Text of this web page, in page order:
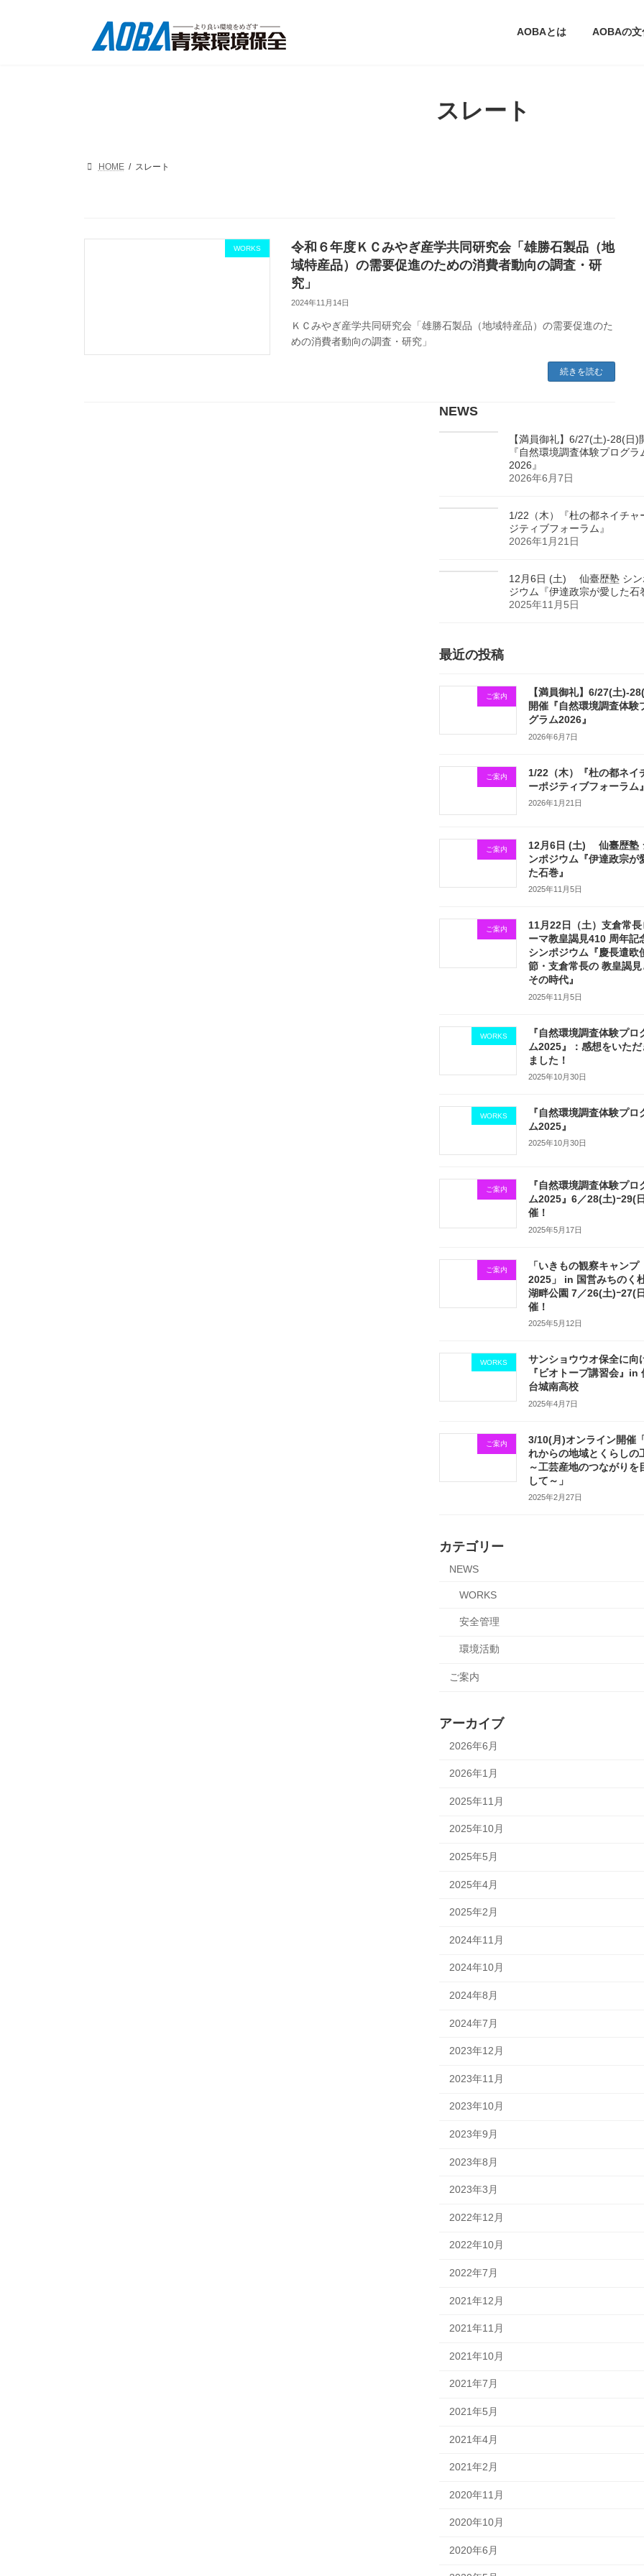
AOBAとは AOBAの文
スレート
HOME スレート
WORKS
令和６年度ＫＣみやぎ産学共同研究会「雄勝石製品（地
域特産品）の需要促進のための消費者動向の調査・研
究」
2024年11月14日
ＫＣみやぎ産学共同研究会「雄勝石製品（地域特産品）の需要促進のた
めの消費者動向の調査・研究」
続きを読む
NEWS
【満員御礼】6/27(土)-28(日)
『自然環境調査体験プログラ
2026』
2026年6月7日
1/22（木）『杜の都ネイチャ
ジティブフォーラム』
2026年1月21日
12月6日 (土) 仙臺歴塾 シン
ジウム『伊達政宗が愛した石
2025年11月5日
最近の投稿
ご案内
【満員御礼】6/27(土)-
開催『自然環境調査体験
グラム2026』
2026年6月7日
ご案内
1/22（木）『杜の都ネイ
ーポジティブフォーラム』
2026年1月21日
ご案内
12月6日 (土) 仙臺歴塾
ンポジウム『伊達政宗が
た石巻』
2025年11月5日
ご案内
11月22日（土）支倉常長
ーマ教皇謁見410 周年記
シンポジウム『慶長遣欧
節・支倉常長の 教皇謁見
その時代』
2025年11月5日
WORKS
『自然環境調査体験プロ
ム2025』：感想をいただ
ました！
2025年10月30日
WORKS
『自然環境調査体験プロ
ム2025』
2025年10月30日
ご案内
『自然環境調査体験プロ
ム2025』6／28(土)ｰ29(
催！
2025年5月17日
ご案内
「いきもの観察キャンプ
2025」 in 国営みちのく
湖畔公園 7／26(土)ｰ27(
催！
2025年5月12日
WORKS
サンショウウオ保全に向
『ビオトープ講習会』in
台城南高校
2025年4月7日
ご案内
3/10(月)オンライン開催
れからの地域とくらしの
～工芸産地のつながりを
して～」
2025年2月27日
カテゴリー
NEWS
WORKS
安全管理
環境活動
ご案内
アーカイブ
2026年6月
2026年1月
2025年11月
2025年10月
2025年5月
2025年4月
2025年2月
2024年11月
2024年10月
2024年8月
2024年7月
2023年12月
2023年11月
2023年10月
2023年9月
2023年8月
2023年3月
2022年12月
2022年10月
2022年7月
2021年12月
2021年11月
2021年10月
2021年7月
2021年5月
2021年4月
2021年2月
2020年11月
2020年10月
2020年6月